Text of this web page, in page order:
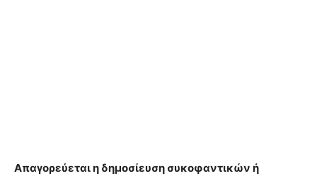
Απαγορεύεται η δημοσίευση συκοφαντικών ή